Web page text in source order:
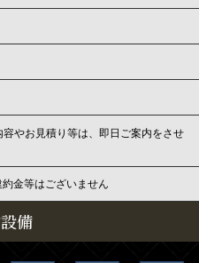
容やお見積り等は、即日ご案内をさせ
金等はございません
備